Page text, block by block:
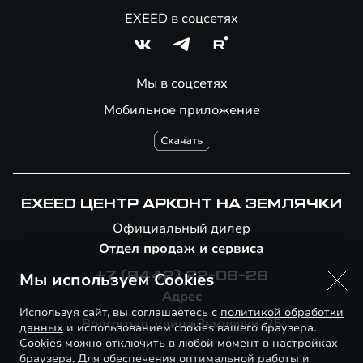
Мобильное приложение
EXEED в соцсетях
Мы в соцсетях
EXEED ЦЕНТР АРКОНТ НА ЗЕМЛЯЧКИ
Официальный дилер
Отдел продаж и сервиса
+7 (8442) 22-08-28
Адрес
Волгоград, улица Землячки, 25
Мы используем Cookies
Используя сайт, вы соглашаетесь с политикой обработки
данных и использованием cookies вашего браузера.
Cookies можно отключить в любой момент в настройках
браузера. Для обеспечения оптимальной работы и